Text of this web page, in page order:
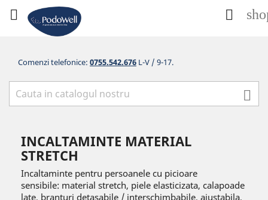
 
Comenzi telefonice: 0755.542.676 L-V / 9-17.

INCALTAMINTE MATERIAL
STRETCH
Incaltaminte pentru persoanele cu picioare
sensibile: material stretch, piele elasticizata, calapoade
late, branturi detasabile / interschimbabile, ajustabila,